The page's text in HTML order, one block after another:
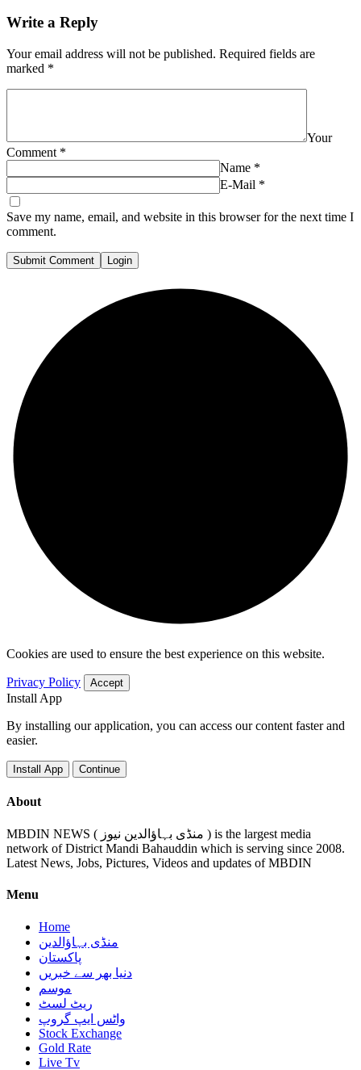
Write a Reply
Your email address will not be published. Required fields are
marked *
Your
Comment *
Name *
E-Mail *
Save my name, email, and website in this browser for the next time I
comment.
Submit Comment Login
Cookies are used to ensure the best experience on this website.
Privacy Policy Accept
Install App
By installing our application, you can access our content faster and
easier.
Install App Continue
About
MBDIN NEWS ( منڈی بہاؤالدین نیوز ) is the largest media
network of District Mandi Bahauddin which is serving since 2008.
Latest News, Jobs, Pictures, Videos and updates of MBDIN
Menu
Home
منڈی بہاؤالدین
پاکستان
دنیا بھر سے خبریں
موسم
ریٹ لسٹ
واٹس ایپ گروپ
Stock Exchange
Gold Rate
Live Tv